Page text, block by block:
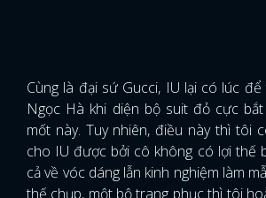
Cùng là đại sứ Gucci, IU lại có lúc
Ngọc Hà khi diện bộ suit đỏ cực
mốt này. Tuy nhiên, điều này thì tôi
cho IU được bởi cô không có lợi thế
cả về vóc dáng lẫn kinh nghiệm làm
thế chụp, một bộ trang phục thì tôi